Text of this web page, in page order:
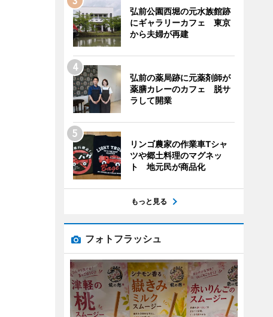
弘前公園西堀の元水族館跡
にギャラリーカフェ 東京
から夫婦が再建
弘前の薬局跡に元薬剤師が
薬膳カレーのカフェ 脱サ
ラして開業
リンゴ農家の作業車Tシャ
ツや郷土料理のマグネッ
ト 地元民が商品化
もっと見る
フォトフラッシュ